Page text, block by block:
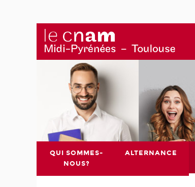
QUI SOMMES-
NOUS?
ALTERNANCE